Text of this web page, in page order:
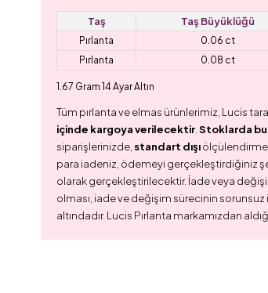
Taş Taş Büyüklüğü
Pırlanta 0.06 ct
Pırlanta
0.08 ct
1.67 Gram 14 Ayar Altın
Tüm pırlanta ve elmas ürünlerimiz, Lucis
içinde kargoya verilecektir. Stoklarda
siparişlerinizde, standart dışı
para iadeniz, ödemeyi gerçekleştirdiğiniz
olarak gerçekleştirilecektir. İade veya
olması, iade ve değişim sürecinin sorunsuz
altındadır. Lucis Pırlanta markamızdan